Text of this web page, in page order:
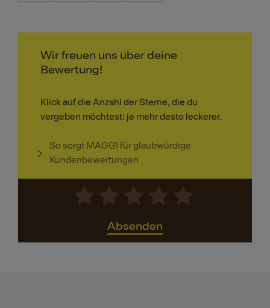
Wir freuen uns über deine
Bewertung!
Klick auf die Anzahl der Sterne, die du
vergeben möchtest: je mehr desto leckerer.
So sorgt MAGGI für glaubwürdige
Kundenbewertungen
Absenden